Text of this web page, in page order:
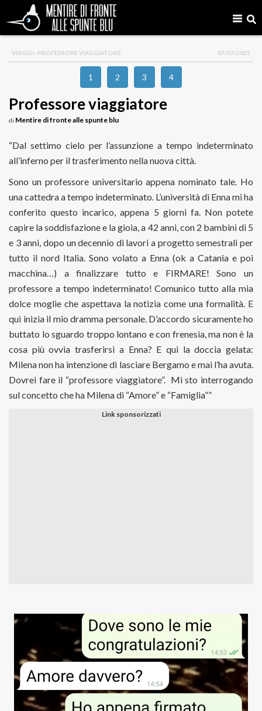
VIAGGI> PROFESSORE VIAGGIATORE 07/07/2025
1 2 3 4
Professore viaggiatore
di Mentire di fronte alle spunte blu
“Dal settimo cielo per l’assunzione a tempo indeterminato
all’inferno per il trasferimento nella nuova città.
Sono un professore universitario appena nominato tale. Ho
una cattedra a tempo indeterminato. L’università di Enna mi ha
conferito questo incarico, appena 5 giorni fa. Non potete
capire la soddisfazione e la gioia, a 42 anni, con 2 bambini di 5
e 3 anni, dopo un decennio di lavori a progetto semestrali per
tutto il nord Italia. Sono volato a Enna (ok a Catania e poi
macchina…) a finalizzare tutto e FIRMARE! Sono un
professore a tempo indeterminato! Comunico tutto alla mia
dolce moglie che aspettava la notizia come una formalità. E
qui inizia il mio dramma personale. D’accordo sicuramente ho
buttato lo sguardo troppo lontano e con frenesia, ma non è la
cosa più ovvia trasferirsi a Enna? E qui la doccia gelata:
Milena non ha intenzione di lasciare Bergamo e mai l’ha avuta.
Dovrei fare il “professore viaggiatore”. Mi sto interrogando
sul concetto che ha Milena di “Amore” e “Famiglia””